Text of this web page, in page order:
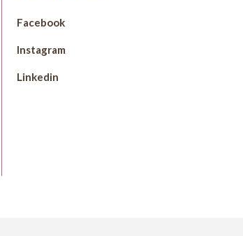
Facebook
Instagram
Linkedin